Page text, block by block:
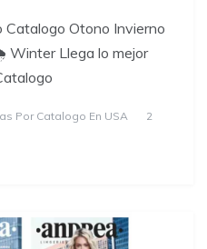
Otono Invierno
Llega lo mejor
Por Catalogo En USA
2